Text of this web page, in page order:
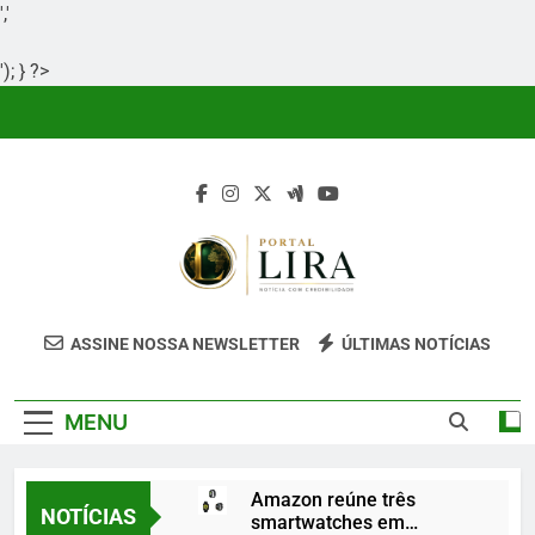
','
'); } ?>
Portal Lira
Portal Lira É Um Site Informativo
Clareza, Responsabilidade E Uma Boa
ASSINE NOSSA NEWSLETTER ÚLTIMAS NOTÍCIAS
MENU
NOTÍCIAS
Amazon reúne três
smartwatches em